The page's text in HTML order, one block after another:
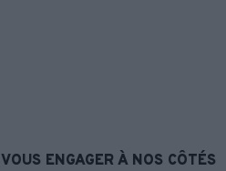
VOUS ENGAGER À NOS CÔTÉS